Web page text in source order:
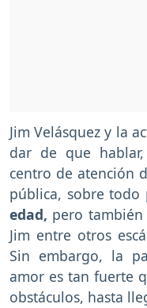
Jim Velásquez y la
dar de que
centro de atención
pública, sobre
edad, pero
Jim entre otros
Sin embargo, la
amor es tan fuerte
obstáculos, hasta